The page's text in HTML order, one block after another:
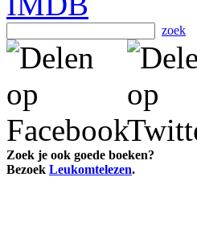
zoek
Zoek je ook goede boeken?
Bezoek Leukomtelezen.